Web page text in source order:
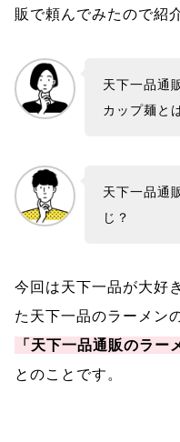
販で頼んでみたので紹
天下一品通
カップ麺と
天下一品通
じ？
今回は天下一品が大好
た天下一品のラーメン
「天下一品通販のラー
とのことです。